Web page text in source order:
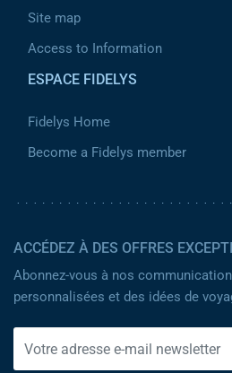
Site map
Access to Information
ESPACE FIDELYS
Fidelys Home
Become a Fidelys member
ACCÉDEZ À DES OFFRES
Abonnez-vous à nos
personnalisées et des idées de